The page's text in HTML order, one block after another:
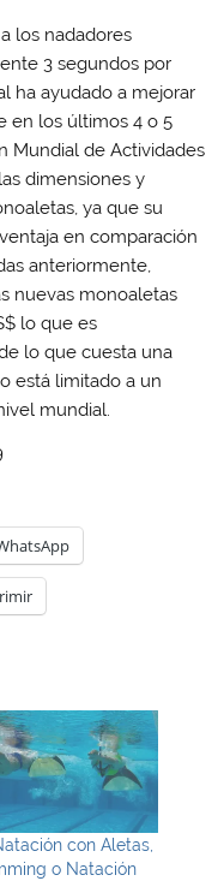
los nadadores
3 segundos por
ha ayudado a mejorar
en los últimos 4 o 5
Mundial de Actividades
dimensiones y
ya que su
en comparación
anteriormente,
nuevas monoaletas
lo que es
lo que cuesta una
está limitado a un
mundial.
con Aletas,
o Natación